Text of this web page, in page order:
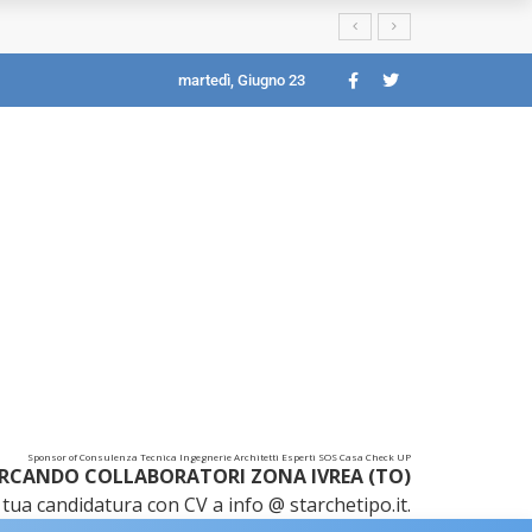
martedì, Giugno 23
Sponsor of Consulenza Tecnica Ingegnerie Architetti Esperti SOS Casa Check UP
COLLABORATORI ZONA IVREA (TO)
candidatura con CV a info @ starchetipo.it.